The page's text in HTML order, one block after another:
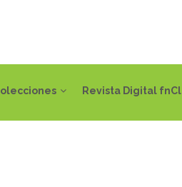
Revista Digital fnCl